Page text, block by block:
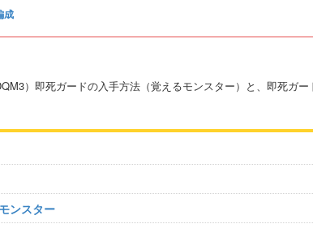
成
）即死ガードの入手方法（覚えるモンスター）と、即死ガ
ンスター